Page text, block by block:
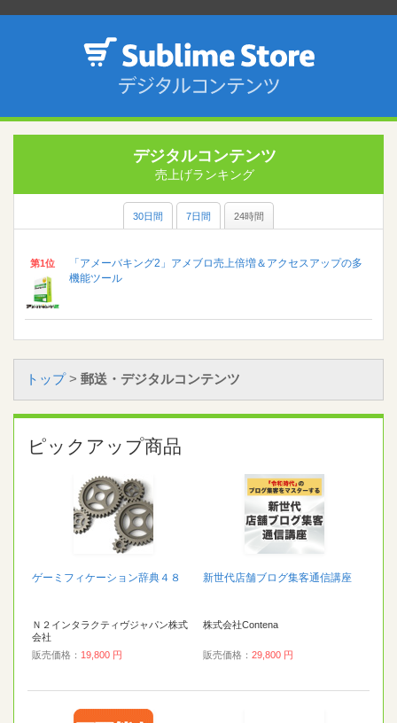
デジタルコンテンツ
売上げランキング
30日間 7日間 24時間
第1位
「アメーバキング2」アメブロ売上倍増＆アクセスアップの多
機能ツール
トップ> 郵送・デジタルコンテンツ
ピックアップ商品
ゲーミフィケーション辞典４８
Ｎ２インタラクティヴジャパン株式
会社
販売価格： 19,800 円
新世代店舗ブログ集客通信講座
株式会社Contena
販売価格： 29,800 円